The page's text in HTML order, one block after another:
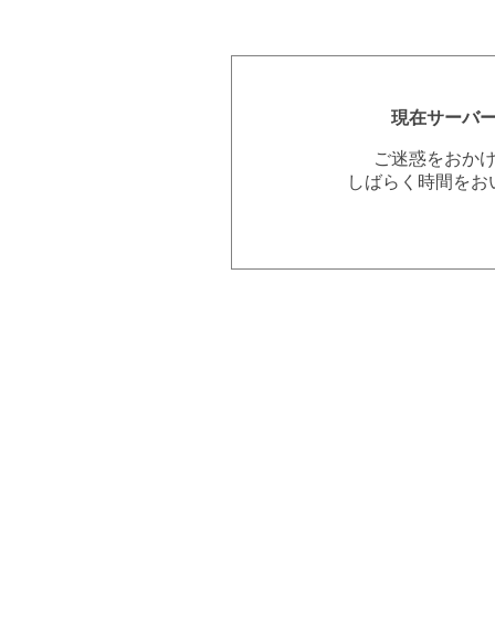
現在サーバ
ご迷惑をおか
しばらく時間を